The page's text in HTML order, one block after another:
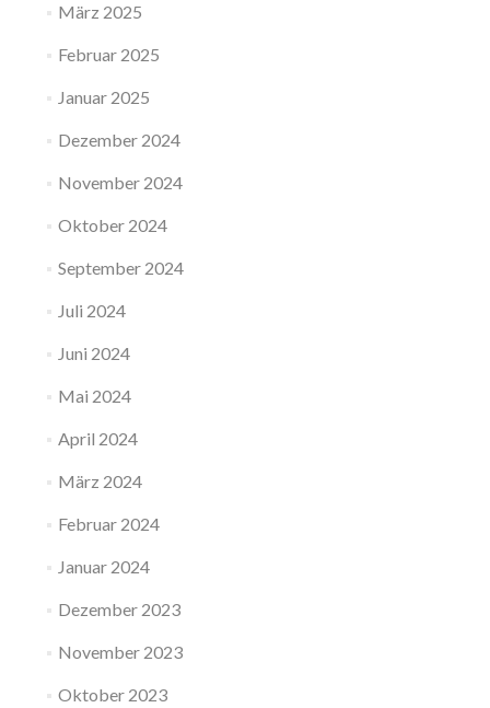
März 2025
Februar 2025
Januar 2025
Dezember 2024
November 2024
Oktober 2024
September 2024
Juli 2024
Juni 2024
Mai 2024
April 2024
März 2024
Februar 2024
Januar 2024
Dezember 2023
November 2023
Oktober 2023